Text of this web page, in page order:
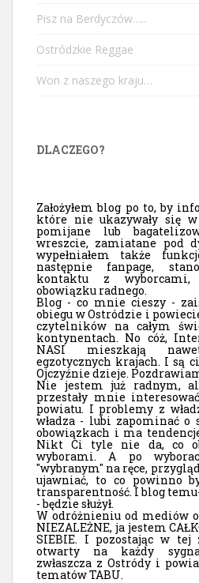
Pisz na Berdyczów…..
Ostródzkie Reggae
Won z naszego kraju…
DLACZEGO?
Założyłem blog po to, by
które nie ukazywały się
pomijane lub
wreszcie, zamiatane pod
wypełniałem także
następnie fanpage,
kontaktu z wyborcami,
obowiązku radnego.
Blog - co mnie cieszy -
obiegu w Ostródzie i
czytelników na całym
kontynentach. No cóż,
NASI mieszkają
egzotycznych krajach. I są
Ojczyźnie dzieje.
Nie jestem już radnym,
przestały mnie
powiatu. I problemy z
władza - lubi zapominać o
obowiązkach i ma
Nikt Ci tyle nie da, co
wyborami. A po
"wybranym" na ręce,
ujawniać, to co powinno
transparentność. I blog
- będzie służył.
W odróżnieniu od mediów
NIEZALEŻNE, ja jestem
SIEBIE. I pozostając w tej
otwarty na każdy
zwłaszcza z Ostródy i
tematów TABU.